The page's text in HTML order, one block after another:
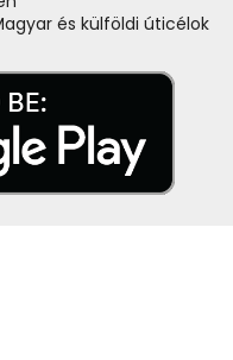
és külföldi úticélok